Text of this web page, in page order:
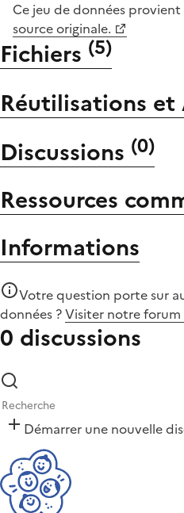
Ce jeu de données
source originale.
Fichiers (5)
Réutilisations et
Discussions (0)
Ressources
Informations
Votre question porte sur
données ?Visiter notre forum
0 discussions
Démarrer une nouvelle